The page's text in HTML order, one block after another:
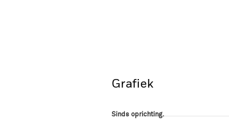
Grafiek
Sinds oprichting.
Sinds oprichting.